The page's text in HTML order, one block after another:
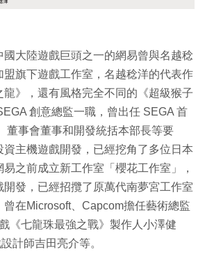
國大陸遊戲巨頭之一的網易曾與名越稔
盟旗下遊戲工作室，名越稔洋的代表作
龍》，還有風格完全不同的《超級猴子
創意總監一職，曾出任 SEGA 首
董事會董事和開發統括本部長等要
主機遊戲開發，已經挖角了多位日本
之前成立新工作室「櫻花工作室」，
發，已經招攬了原萬代南夢宮工作室
在Microsoft、Capcom擔任藝術總監
《七龍珠最強之戰》製作人小澤健
計師吉田亮介等。